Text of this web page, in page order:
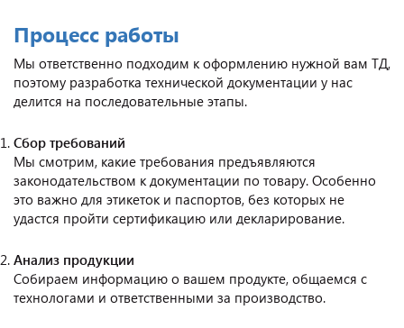
Процесс работы
Мы ответственно подходим к оформлению нужной вам ТД,
поэтому разработка технической документации у нас
делится на последовательные этапы.
Сбор требований
Мы смотрим, какие требования предъявляются
законодательством к документации по товару. Особенно
это важно для этикеток и паспортов, без которых не
удастся пройти сертификацию или декларирование.
Анализ продукции
Собираем информацию о вашем продукте, общаемся с
технологами и ответственными за производство.